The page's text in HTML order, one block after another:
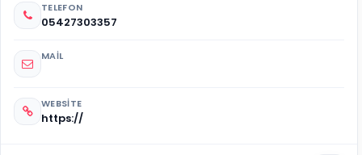
TELEFON
05427303357
MAIL
WEBSITE
https://